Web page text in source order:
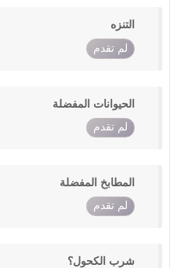
التنزه
لم تقدم
الحيوانات المفضلة
لم تقدم
المطابخ المفضلة
لم تقدم
شرب الكحول؟